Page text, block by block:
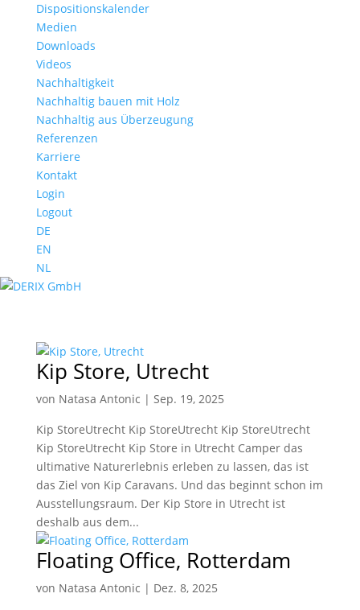
Dispositionskalender
Medien
Downloads
Videos
Nachhaltigkeit
Nachhaltig bauen mit Holz
Nachhaltig aus Überzeugung
Referenzen
Karriere
Kontakt
Login
Logout
DE
EN
NL
Kip Store, Utrecht
von Natasa Antonic | Sep. 19, 2025
Kip StoreUtrecht Kip StoreUtrecht Kip StoreUtrecht
Kip StoreUtrecht Kip Store in Utrecht Camper das
ultimative Naturerlebnis erleben zu lassen, das ist
das Ziel von Kip Caravans. Und das beginnt schon im
Ausstellungsraum. Der Kip Store in Utrecht ist
deshalb aus dem...
Floating Office, Rotterdam
von Natasa Antonic | Dez. 8, 2025